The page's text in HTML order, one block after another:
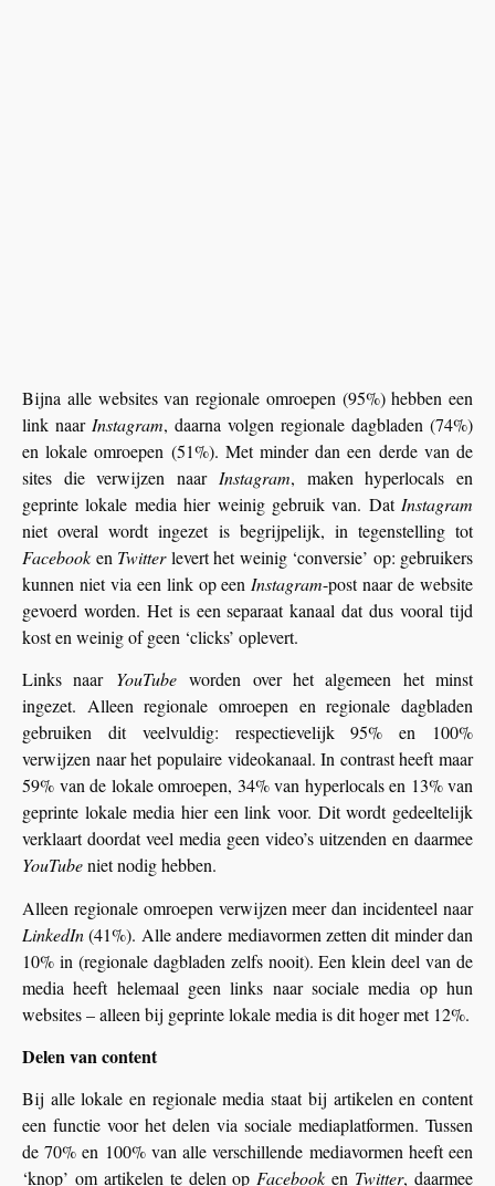
Bijna alle websites van regionale omroepen (95%) hebben een
link naar Instagram, daarna volgen regionale dagbladen (74%)
en lokale omroepen (51%). Met minder dan een derde van de
sites die verwijzen naar Instagram, maken hyperlocals en
geprinte lokale media hier weinig gebruik van. Dat Instagram
niet overal wordt ingezet is begrijpelijk, in tegenstelling tot
Facebook en Twitterlevert het weinig ‘conversie’ op: gebruikers
kunnen niet via een link op een Instagram-post naar de website
gevoerd worden. Het is een separaat kanaal dat dus vooral tijd
kost en weinig of geen ‘clicks’ oplevert.
Links naar YouTubeworden over het algemeen het minst
ingezet. Alleen regionale omroepen en regionale dagbladen
gebruiken dit veelvuldig: respectievelijk 95% en 100%
verwijzen naar het populaire videokanaal. In contrast heeft maar
59% van de lokale omroepen, 34% van hyperlocals en 13% van
geprinte lokale media hier een link voor. Dit wordt gedeeltelijk
verklaart doordat veel media geen video’s uitzenden en daarmee
YouTubeniet nodig hebben.
Alleen regionale omroepen verwijzen meer dan incidenteel naar
LinkedIn(41%). Alle andere mediavormen zetten dit minder dan
10% in (regionale dagbladen zelfs nooit). Een klein deel van de
media heeft helemaal geen links naar sociale media op hun
websites – alleen bij geprinte lokale media is dit hoger met 12%.
Delen van content
Bij alle lokale en regionale media staat bij artikelen en content
een functie voor het delen via sociale mediaplatformen. Tussen
de 70% en 100% van alle verschillende mediavormen heeft een
‘knop’ om artikelen te delen opFacebook en Twitter, daarmee